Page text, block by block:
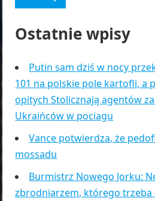
Ostatnie wpisy
Putin sam dziś w nocy
101 na polskie pole kartofli, a
opitych Stolicznają agentów
Ukraińców w pociagu
Vance potwierdza, że
mossadu
Burmistrz Nowego Jorku:
zbrodniarzem, którego trzeba